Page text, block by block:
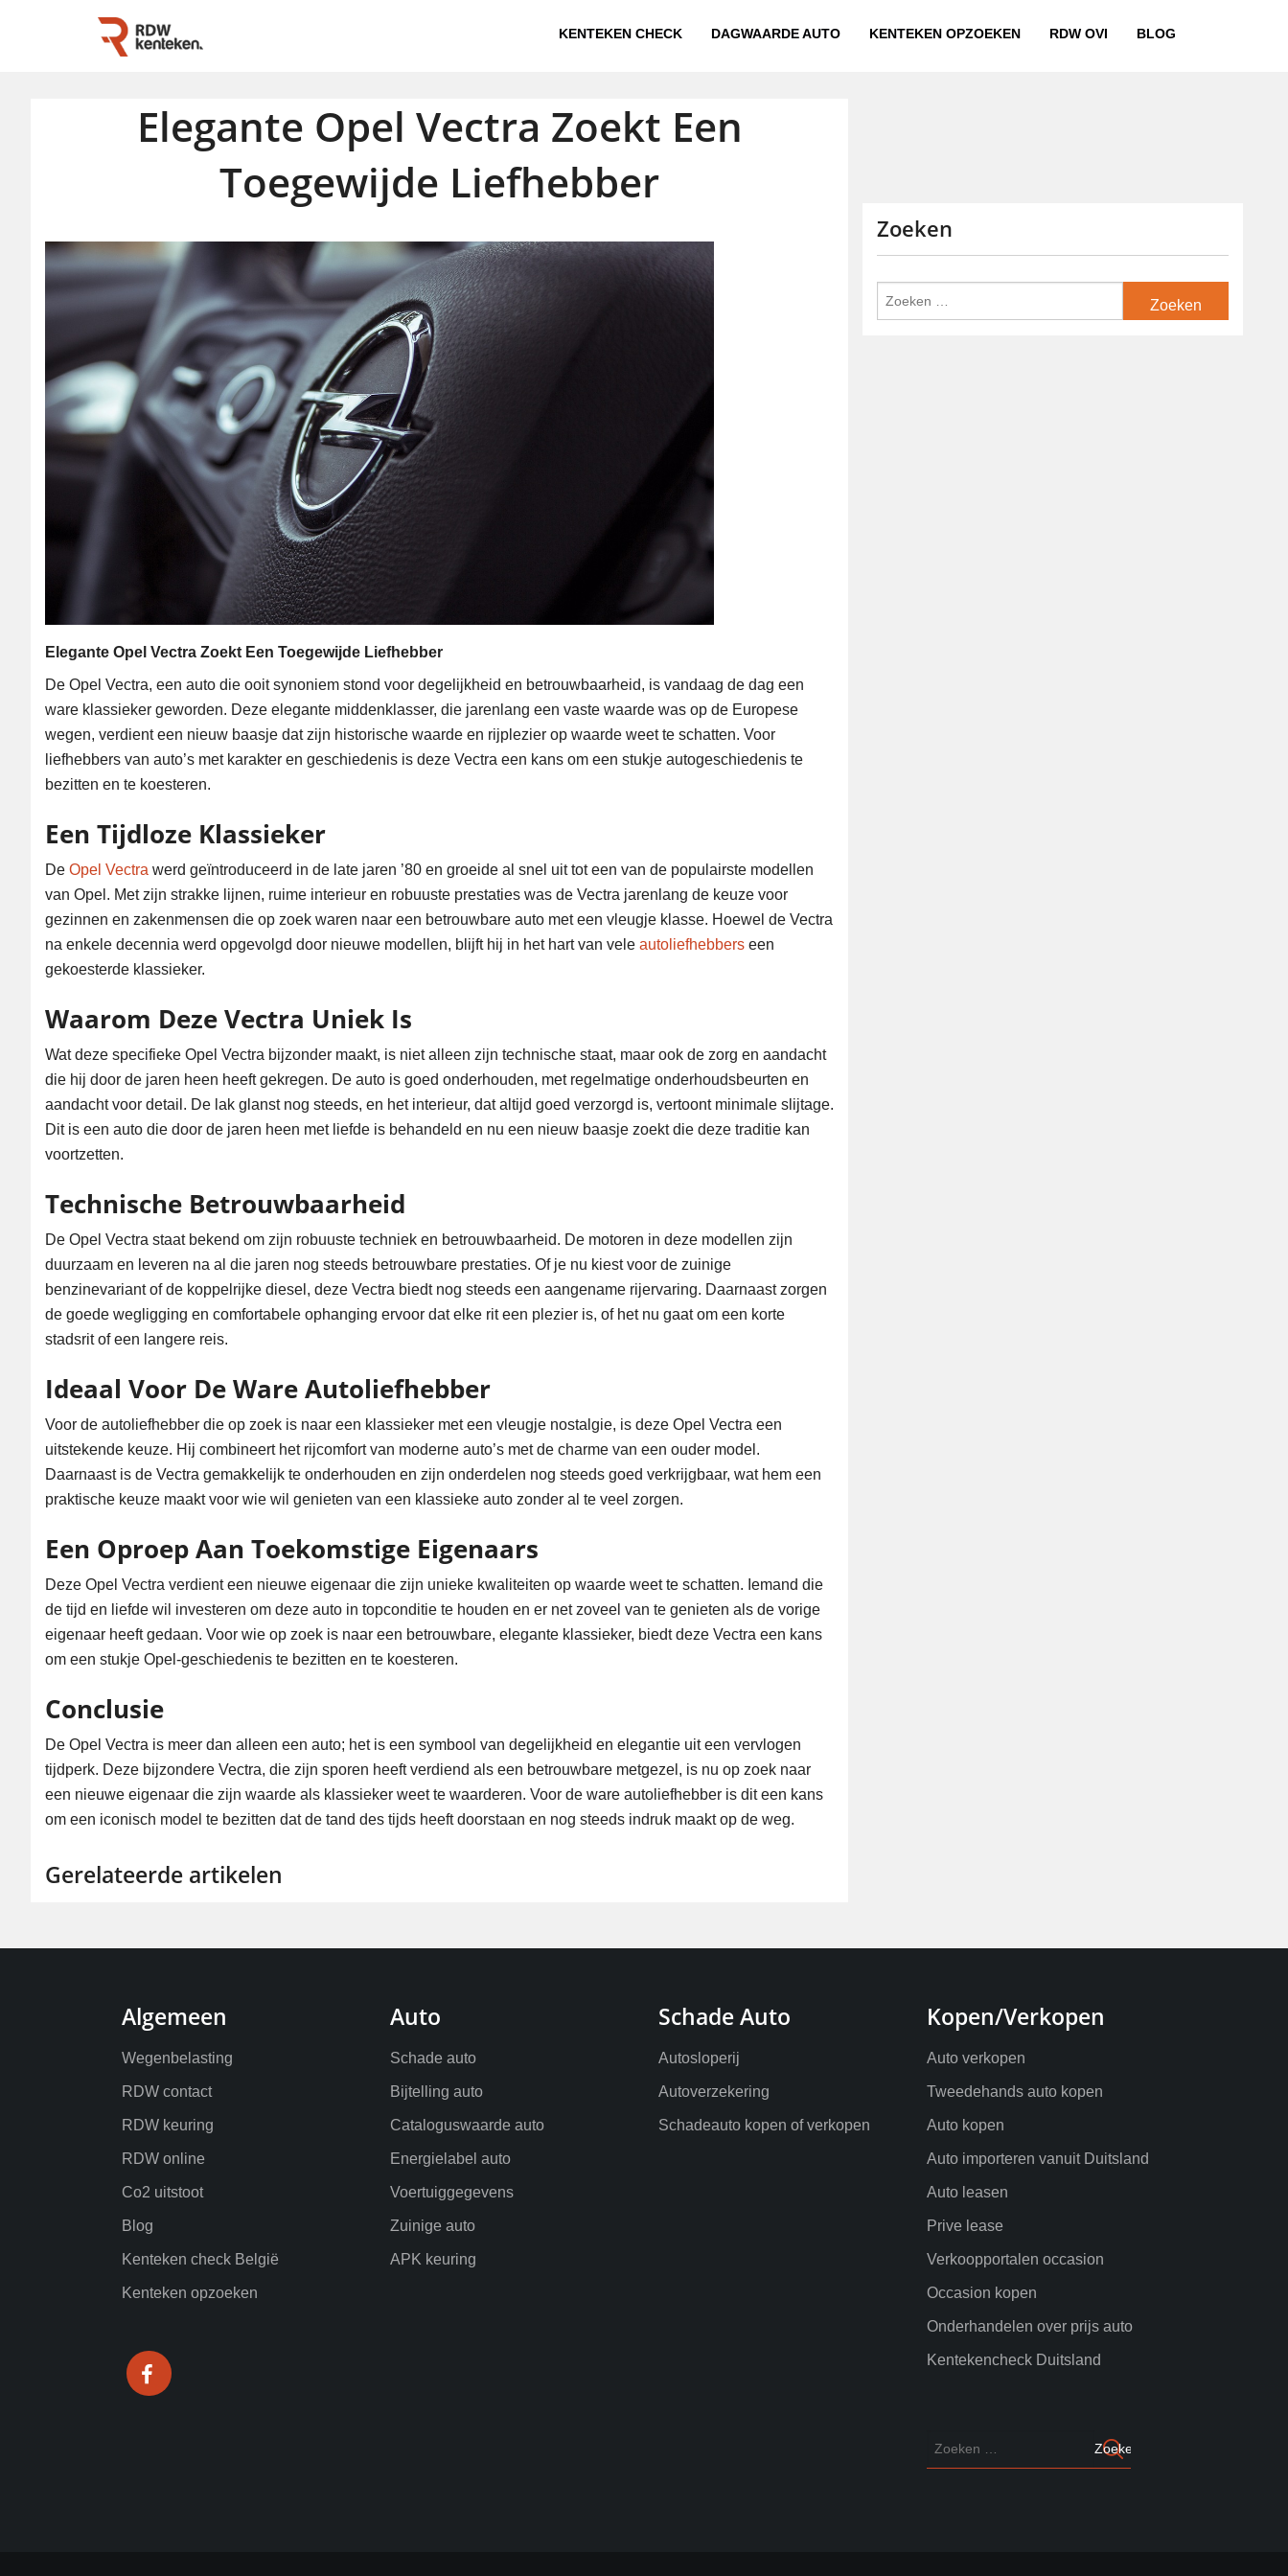
KENTEKEN CHECK DAGWAARDE AUTO KENTEKEN OPZOEKEN RDW OVI BLOG
Elegante Opel Vectra Zoekt Een
Toegewijde Liefhebber
Elegante Opel Vectra Zoekt Een Toegewijde Liefhebber
De Opel Vectra, een auto die ooit synoniem stond voor degelijkheid en betrouwbaarheid, is vandaag de dag een
ware klassieker geworden. Deze elegante middenklasser, die jarenlang een vaste waarde was op de Europese
wegen, verdient een nieuw baasje dat zijn historische waarde en rijplezier op waarde weet te schatten. Voor
liefhebbers van auto’s met karakter en geschiedenis is deze Vectra een kans om een stukje autogeschiedenis te
bezitten en te koesteren.
Een Tijdloze Klassieker
De Opel Vectra werd geïntroduceerd in de late jaren ’80 en groeide al snel uit tot een van de populairste modellen
van Opel. Met zijn strakke lijnen, ruime interieur en robuuste prestaties was de Vectra jarenlang de keuze voor
gezinnen en zakenmensen die op zoek waren naar een betrouwbare auto met een vleugje klasse. Hoewel de Vectra
na enkele decennia werd opgevolgd door nieuwe modellen, blijft hij in het hart van vele autoliefhebbers een
gekoesterde klassieker.
Waarom Deze Vectra Uniek Is
Wat deze specifieke Opel Vectra bijzonder maakt, is niet alleen zijn technische staat, maar ook de zorg en aandacht
die hij door de jaren heen heeft gekregen. De auto is goed onderhouden, met regelmatige onderhoudsbeurten en
aandacht voor detail. De lak glanst nog steeds, en het interieur, dat altijd goed verzorgd is, vertoont minimale slijtage.
Dit is een auto die door de jaren heen met liefde is behandeld en nu een nieuw baasje zoekt die deze traditie kan
voortzetten.
Technische Betrouwbaarheid
De Opel Vectra staat bekend om zijn robuuste techniek en betrouwbaarheid. De motoren in deze modellen zijn
duurzaam en leveren na al die jaren nog steeds betrouwbare prestaties. Of je nu kiest voor de zuinige
benzinevariant of de koppelrijke diesel, deze Vectra biedt nog steeds een aangename rijervaring. Daarnaast zorgen
de goede wegligging en comfortabele ophanging ervoor dat elke rit een plezier is, of het nu gaat om een korte
stadsrit of een langere reis.
Ideaal Voor De Ware Autoliefhebber
Voor de autoliefhebber die op zoek is naar een klassieker met een vleugje nostalgie, is deze Opel Vectra een
uitstekende keuze. Hij combineert het rijcomfort van moderne auto’s met de charme van een ouder model.
Daarnaast is de Vectra gemakkelijk te onderhouden en zijn onderdelen nog steeds goed verkrijgbaar, wat hem een
praktische keuze maakt voor wie wil genieten van een klassieke auto zonder al te veel zorgen.
Een Oproep Aan Toekomstige Eigenaars
Deze Opel Vectra verdient een nieuwe eigenaar die zijn unieke kwaliteiten op waarde weet te schatten. Iemand die
de tijd en liefde wil investeren om deze auto in topconditie te houden en er net zoveel van te genieten als de vorige
eigenaar heeft gedaan. Voor wie op zoek is naar een betrouwbare, elegante klassieker, biedt deze Vectra een kans
om een stukje Opel-geschiedenis te bezitten en te koesteren.
Conclusie
De Opel Vectra is meer dan alleen een auto; het is een symbool van degelijkheid en elegantie uit een vervlogen
tijdperk. Deze bijzondere Vectra, die zijn sporen heeft verdiend als een betrouwbare metgezel, is nu op zoek naar
een nieuwe eigenaar die zijn waarde als klassieker weet te waarderen. Voor de ware autoliefhebber is dit een kans
om een iconisch model te bezitten dat de tand des tijds heeft doorstaan en nog steeds indruk maakt op de weg.
Gerelateerde artikelen
Zoeken
Algemeen
Wegenbelasting
RDW contact
RDW keuring
RDW online
Co2 uitstoot
Blog
Kenteken check België
Kenteken opzoeken
Auto
Schade auto
Bijtelling auto
Cataloguswaarde auto
Energielabel auto
Voertuiggegevens
Zuinige auto
APK keuring
Schade Auto
Autosloperij
Autoverzekering
Schadeauto kopen of verkopen
Kopen/Verkopen
Auto verkopen
Tweedehands auto kopen
Auto kopen
Auto importeren vanuit Duitsland
Auto leasen
Prive lease
Verkoopportalen occasion
Occasion kopen
Onderhandelen over prijs auto
Kentekencheck Duitsland